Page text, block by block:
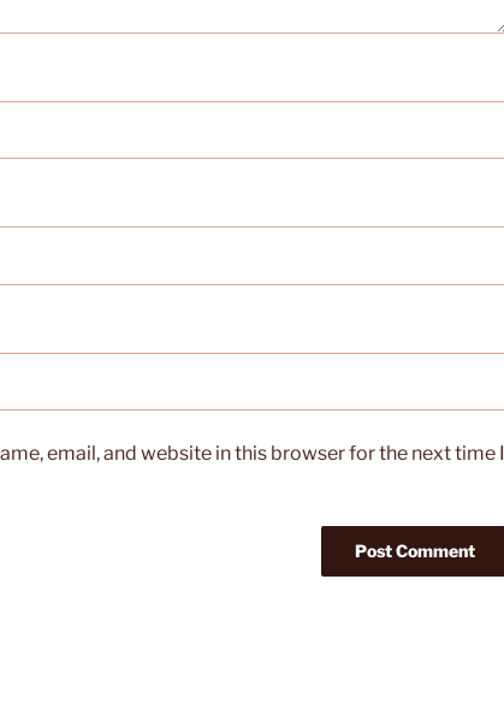
email, and website in this browser for the next time I